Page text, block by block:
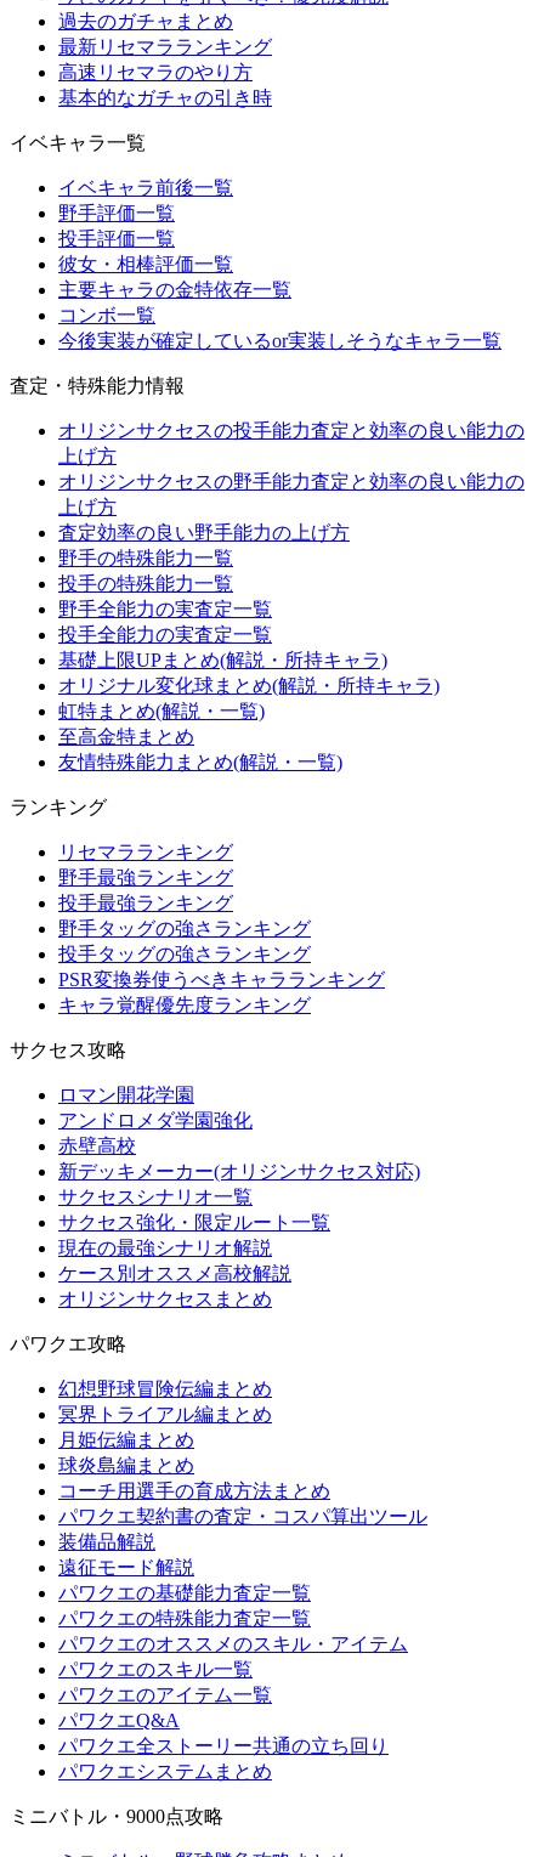
過去のガチャまとめ
最新リセマラランキング
高速リセマラのやり方
基本的なガチャの引き時
イベキャラ一覧
イベキャラ前後一覧
野手評価一覧
投手評価一覧
彼女・相棒評価一覧
主要キャラの金特依存一覧
コンボ一覧
今後実装が確定しているor実装しそうなキャラ一覧
査定・特殊能力情報
オリジンサクセスの投手能力査定と効率の良い能力の
上げ方
オリジンサクセスの野手能力査定と効率の良い能力の
上げ方
査定効率の良い野手能力の上げ方
野手の特殊能力一覧
投手の特殊能力一覧
野手全能力の実査定一覧
投手全能力の実査定一覧
基礎上限UPまとめ(解説・所持キャラ)
オリジナル変化球まとめ(解説・所持キャラ)
虹特まとめ(解説・一覧)
至高金特まとめ
友情特殊能力まとめ(解説・一覧)
ランキング
リセマラランキング
野手最強ランキング
投手最強ランキング
野手タッグの強さランキング
投手タッグの強さランキング
PSR変換券使うべきキャラランキング
キャラ覚醒優先度ランキング
サクセス攻略
ロマン開花学園
アンドロメダ学園強化
赤壁高校
新デッキメーカー(オリジンサクセス対応)
サクセスシナリオ一覧
サクセス強化・限定ルート一覧
現在の最強シナリオ解説
ケース別オススメ高校解説
オリジンサクセスまとめ
パワクエ攻略
幻想野球冒険伝編まとめ
冥界トライアル編まとめ
月姫伝編まとめ
球炎島編まとめ
コーチ用選手の育成方法まとめ
パワクエ契約書の査定・コスパ算出ツール
装備品解説
遠征モード解説
パワクエの基礎能力査定一覧
パワクエの特殊能力査定一覧
パワクエのオススメのスキル・アイテム
パワクエのスキル一覧
パワクエのアイテム一覧
パワクエQ&A
パワクエ全ストーリー共通の立ち回り
パワクエシステムまとめ
ミニバトル・9000点攻略